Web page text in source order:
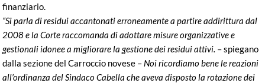
finanziario.
“Si parla di residui accantonati erroneamente a partire addirittura dal
2008 e la Corte raccomanda di adottare misure organizzative e
gestionali idonee a migliorare la gestione dei residui attivi. – spiegano
dalla sezione del Carroccio novese – Noi ricordiamo bene le reazioni
all’ordinanza del Sindaco Cabella che aveva disposto la rotazione dei